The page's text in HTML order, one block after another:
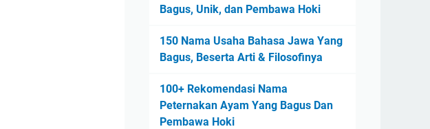
Bagus, Unik, dan Pembawa Hoki
150 Nama Usaha Bahasa Jawa Yang
Bagus, Beserta Arti & Filosofinya
100+ Rekomendasi Nama
Peternakan Ayam Yang Bagus Dan
Pembawa Hoki